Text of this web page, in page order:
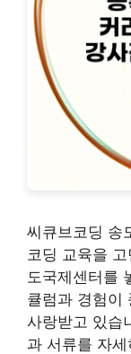
씨큐브코딩 송
코딩 교육을
도국제센터를
큘럼과 경험이
사랑받고 있습
과 서류를 자